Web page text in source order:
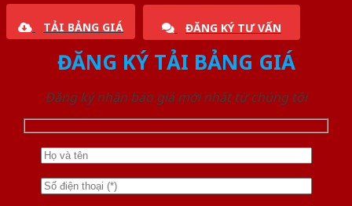
TẢI BẢNG GIÁ ĐĂNG KÝ TƯ VẤN
ĐĂNG KÝ TẢI BẢNG GIÁ
Đăng ký nhận báo giá mới nhất từ chúng tôi